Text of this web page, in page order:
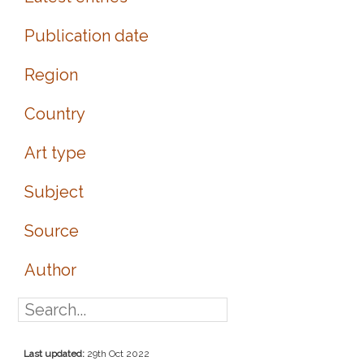
Publication date
Region
Country
Art type
Subject
Source
Author
Last updated: 29th Oct 2022